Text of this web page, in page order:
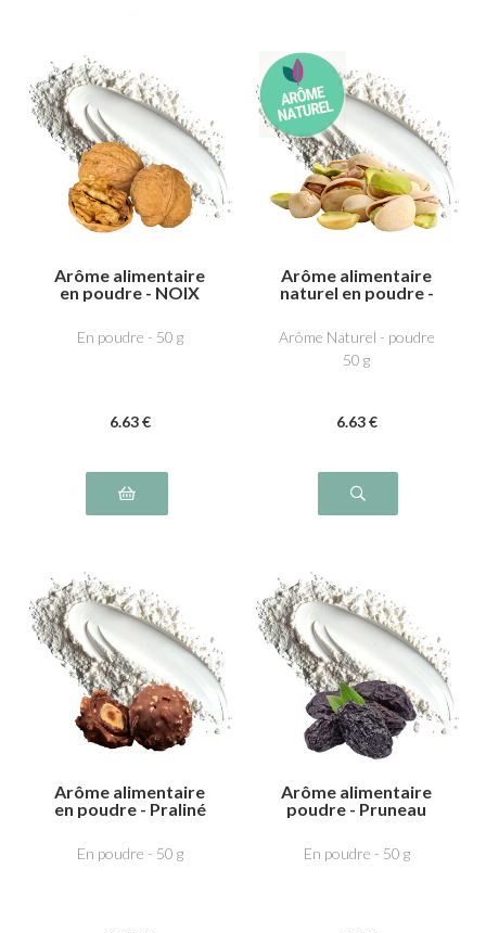
Arôme alimentaire
en poudre - NOIX
En poudre - 50 g
6.63 €
Arôme alimentaire
naturel en poudre -
Arôme Naturel - poudre
50 g
6.63 €
Arôme alimentaire
en poudre - Praliné
En poudre - 50 g
Arôme alimentaire
poudre - Pruneau
En poudre - 50 g